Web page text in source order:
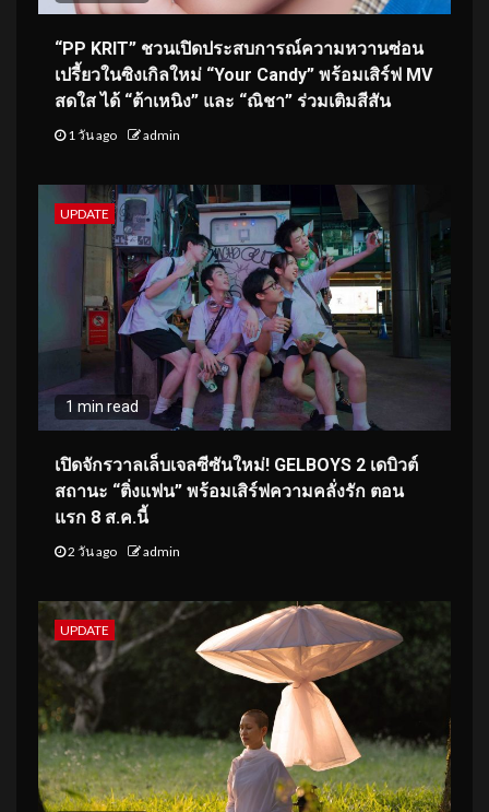
“PP KRIT” ชวนเปิดประสบการณ์ความหวานซ่อน
เปรี้ยวในซิงเกิลใหม่ “Your Candy” พร้อมเสิร์ฟ MV
สดใส ได้ “ต้าเหนิง” และ “ณิชา” ร่วมเติมสีสัน
1 วัน ago admin
UPDATE
1 min read
เปิดจักรวาลเล็บเจลซีซันใหม่! GELBOYS 2 เดบิวต์
สถานะ “ติ่งแฟน” พร้อมเสิร์ฟความคลั่งรัก ตอน
แรก 8 ส.ค.นี้
2 วัน ago admin
UPDATE